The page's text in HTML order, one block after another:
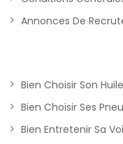
Annonces De
Bien Choisir Son
Bien Choisir Ses
Bien Entretenir Sa